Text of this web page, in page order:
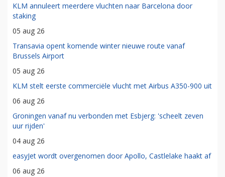
KLM annuleert meerdere vluchten naar Barcelona door
staking
05 aug 26
Transavia opent komende winter nieuwe route vanaf
Brussels Airport
05 aug 26
KLM stelt eerste commerciële vlucht met Airbus A350-900 uit
06 aug 26
Groningen vanaf nu verbonden met Esbjerg: 'scheelt zeven
uur rijden'
04 aug 26
easyJet wordt overgenomen door Apollo, Castlelake haakt af
06 aug 26